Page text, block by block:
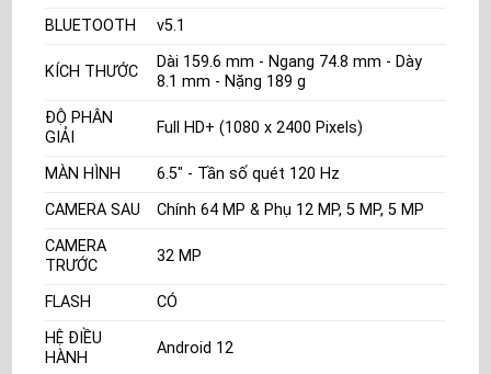
BLUETOOTH
v5.1
KÍCH THƯỚC
Dài 159.6 mm - Ngang 74.8 mm - Dày
8.1 mm - Nặng 189 g
ĐỘ PHÂN
GIẢI
Full HD+ (1080 x 2400 Pixels)
MÀN HÌNH
6.5" - Tần số quét 120 Hz
CAMERA SAU
Chính 64 MP & Phụ 12 MP, 5 MP, 5 MP
CAMERA
TRƯỚC
32 MP
FLASH
CÓ
HỆ ĐIỀU
HÀNH
Android 12